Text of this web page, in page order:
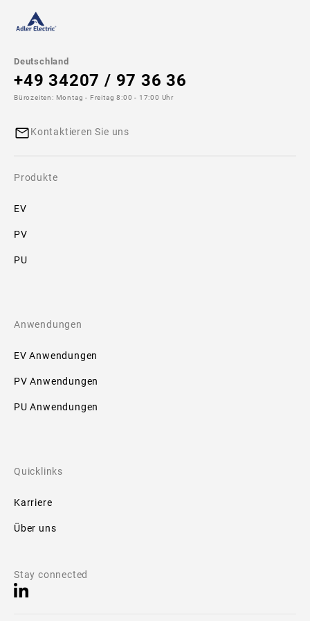
Größe:
Deutschland
+49 34207 / 97 36 36
Bürozeiten: Montag - Freitag 8:00 - 17:00 Uhr
Kontaktieren Sie uns
Produkte
EV
PV
PU
Anwendungen
EV Anwendungen
PV Anwendungen
PU Anwendungen
Quicklinks
Karriere
Über uns
Stay connected